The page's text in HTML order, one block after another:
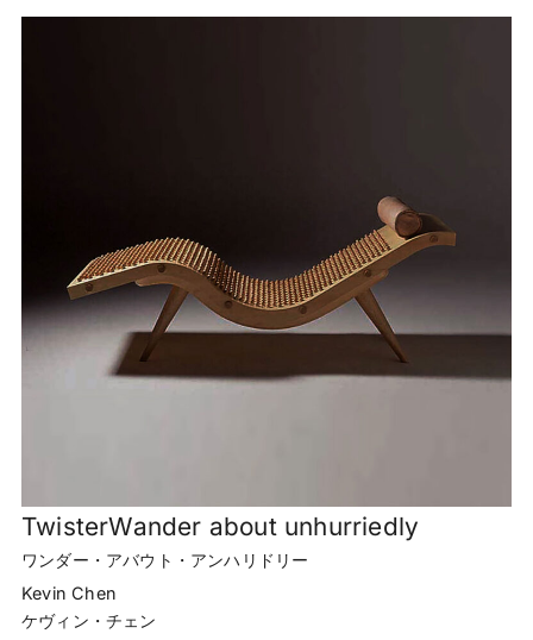
TwisterWander about unhurriedly
ワンダー・アバウト・アンハリドリー
Kevin Chen
ケヴィン・チェン